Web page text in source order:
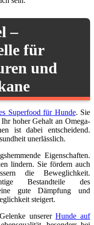
–
für
und
Superfood für Hunde. Sie
hoher Gehalt an Omega-
ist dabei entscheidend.
unerlässlich.
Eigenschaften.
lindern. Sie fördern auch
die Beweglichkeit.
Bestandteile des
gute Dämpfung und
steigert.
unsererHunde auf